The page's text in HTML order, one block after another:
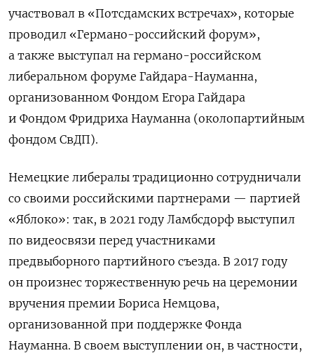
участвовал в «Потсдамских встречах», которые
проводил «Германо-российский форум»,
а также выступал на германо-российском
либеральном форуме Гайдара-Науманна,
организованном Фондом Егора Гайдара
и Фондом Фридриха Науманна (околопартийным
фондом СвДП).
Немецкие либералы традиционно сотрудничали
со своими российскими партнерами — партией
«Яблоко»: так, в 2021 году Ламбсдорф выступил
по видеосвязи перед участниками
предвыборного партийного съезда. В 2017 году
он произнес торжественную речь на церемонии
вручения премии Бориса Немцова,
организованной при поддержке Фонда
Науманна. В своем выступлении он, в частности,